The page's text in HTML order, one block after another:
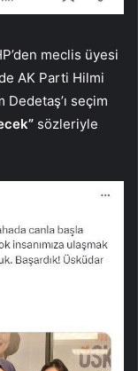
meclis üyesi
AK Parti Hilmi
Dedetaş’ı seçim
sözleriyle